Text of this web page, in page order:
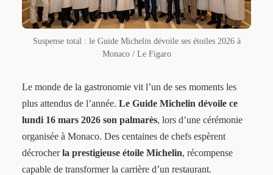
Suspense total : le Guide Michelin dévoile ses étoiles 2026 à
Monaco / Le Figaro
Le monde de la gastronomie vit l’un de ses moments les
plus attendus de l’année. Le Guide Michelin dévoile ce
lundi 16 mars 2026 son palmarès, lors d’une cérémonie
organisée à Monaco. Des centaines de chefs espèrent
décrocherla prestigieuse étoile Michelin, récompense
capable de transformer la carrière d’un restaurant.